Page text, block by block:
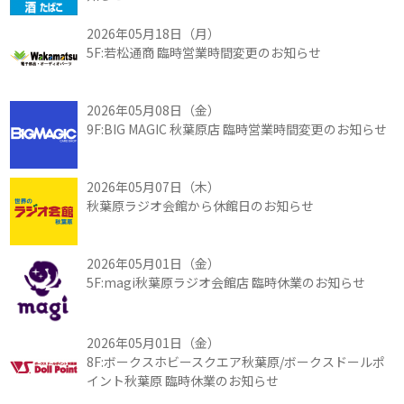
2026年05月18日（月）
5F:若松通商 臨時営業時間変更のお知らせ
2026年05月08日（金）
9F:BIG MAGIC 秋葉原店 臨時営業時間変更のお知らせ
2026年05月07日（木）
秋葉原ラジオ会館から休館日のお知らせ
2026年05月01日（金）
5F:magi秋葉原ラジオ会館店 臨時休業のお知らせ
2026年05月01日（金）
8F:ボークスホビースクエア秋葉原/ボークスドールポ
イント秋葉原 臨時休業のお知らせ